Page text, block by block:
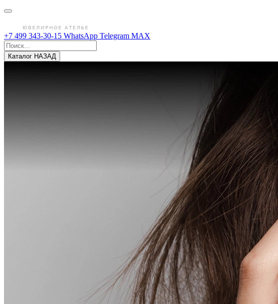
+7 499 343-30-15 WhatsApp Telegram MAX
Каталог НАЗАД